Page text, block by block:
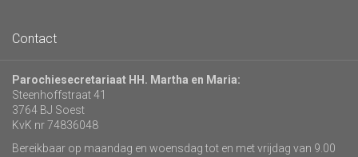
Contact
Parochiesecretariaat HH. Martha en Maria:
Steenhoffstraat 41
3764 BJ Soest
KvK nr 74836048
Bereikbaar op maandag en woensdag tot en met vrijdag van 9.00